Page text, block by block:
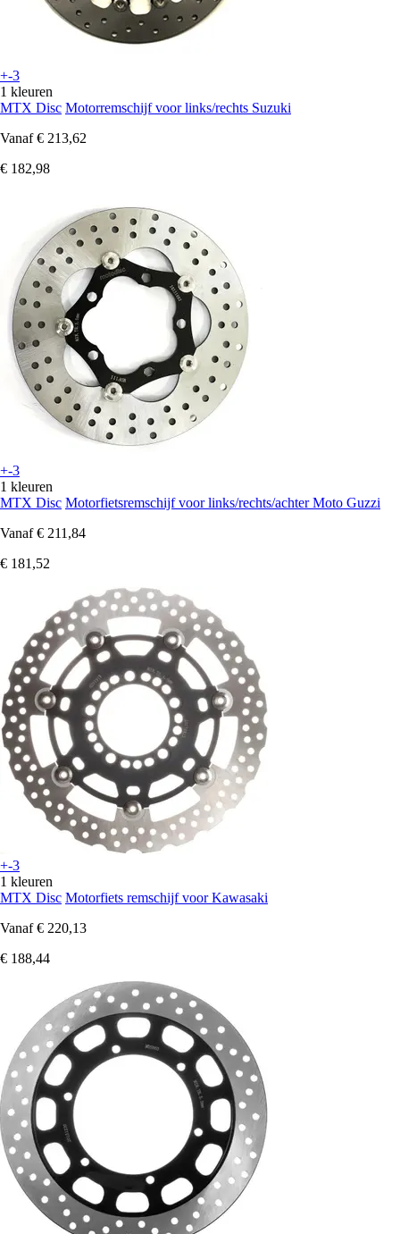
+-3
1 kleuren
MTX Disc Motorremschijf voor links/rechts Suzuki
Vanaf € 213,62
€ 182,98
+-3
1 kleuren
MTX Disc Motorfietsremschijf voor links/rechts/achter Moto Guzzi
Vanaf € 211,84
€ 181,52
+-3
1 kleuren
MTX Disc Motorfiets remschijf voor Kawasaki
Vanaf € 220,13
€ 188,44